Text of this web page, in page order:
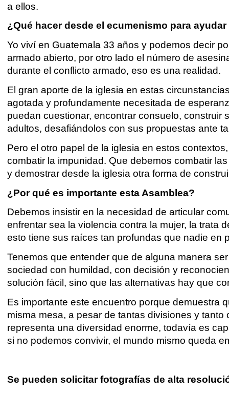
a ellos.
¿Qué hacer desde el ecumenismo para
Yo viví en Guatemala 33 años y podemos decir
armado abierto, por otro lado el número de
durante el conflicto armado, eso es una realidad.
El gran aporte de la iglesia en estas
agotada y profundamente necesitada de
puedan cuestionar, encontrar consuelo,
adultos, desafiándolos con sus propuestas ante
Pero el otro papel de la iglesia en estos
combatir la impunidad. Que debemos combatir
y demostrar desde la iglesia otra forma de
¿Por qué es importante esta Asamblea?
Debemos insistir en la necesidad de articular
enfrentar sea la violencia contra la mujer, la trata
esto tiene sus raíces tan profundas que nadie en
Tenemos que entender que de alguna manera
sociedad con humildad, con decisión y
solución fácil, sino que las alternativas hay que
Es importante este encuentro porque demuestra
misma mesa, a pesar de tantas divisiones y
representa una diversidad enorme, todavía es
si no podemos convivir, el mundo mismo queda
Se pueden solicitar fotografías de alta